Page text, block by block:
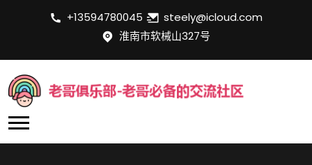
+13594780045
steely@icloud.com
淮南市软械山327号